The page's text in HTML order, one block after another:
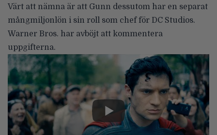
Värt att nämna är att Gunn dessutom har en separat
mångmiljonlön i sin roll som chef för DC Studios.
Warner Bros. har avböjt att kommentera
uppgifterna.